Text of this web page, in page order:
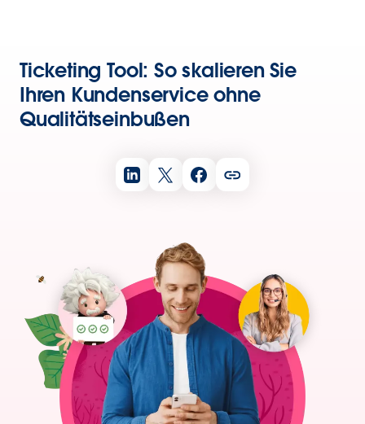
Ticketing Tool: So skalieren Sie
Ihren Kundenservice ohne
Qualitätseinbußen